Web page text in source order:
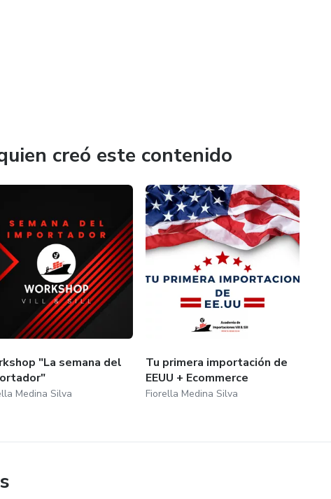
creó este contenido
"La semana del
Medina Silva
Tu primera importación de
EEUU + Ecommerce
Fiorella Medina Silva